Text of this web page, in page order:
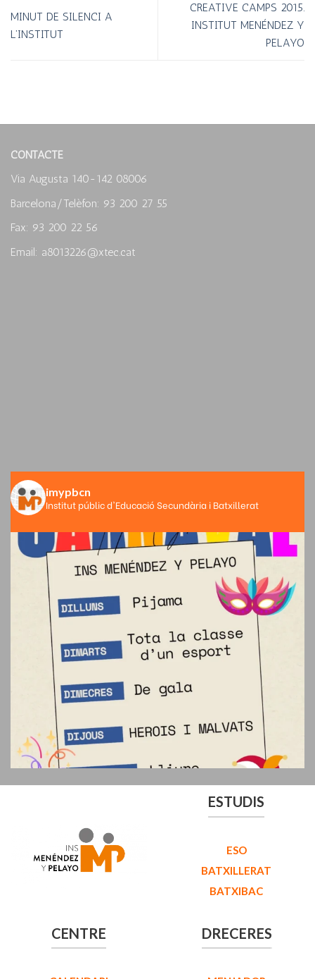
MINUT DE SILENCI A
L’INSTITUT
CREATIVE CAMPS 2015.
INSTITUT MENÉNDEZ Y
PELAYO
CONTACTE
Via Augusta 140-142 08006
Barcelona/Telèfon: 93 200 27 55
Fax: 93 200 22 56
Email: a8013226@xtec.cat
imypbcn
Institut públic d'Educació Secundària i Batxillerat
ESTUDIS
ESO
BATXILLERAT
BATXIBAC
CENTRE DRECERES